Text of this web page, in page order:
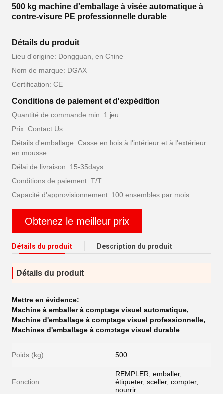
500 kg machine d'emballage à visée automatique à
contre-visure PE professionnelle durable
Détails du produit
Lieu d'origine: Dongguan, en Chine
Nom de marque: DGAX
Certification: CE
Conditions de paiement et d'expédition
Quantité de commande min: 1 jeu
Prix: Contact Us
Détails d'emballage: Casse en bois à l'intérieur et à l'extérieur
en mousse
Délai de livraison: 15-35days
Conditions de paiement: T/T
Capacité d'approvisionnement: 100 ensembles par mois
Obtenez le meilleur prix
Détails du produit Description du produit
Détails du produit
Mettre en évidence:
Machine à emballer à comptage visuel automatique,
Machine d'emballage à comptage visuel professionnelle,
Machines d'emballage à comptage visuel durable
Poids (kg): 500
Fonction:
REMPLER, emballer,
étiqueter, sceller, compter,
nourrir